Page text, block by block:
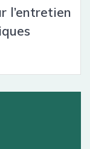
l’entretien